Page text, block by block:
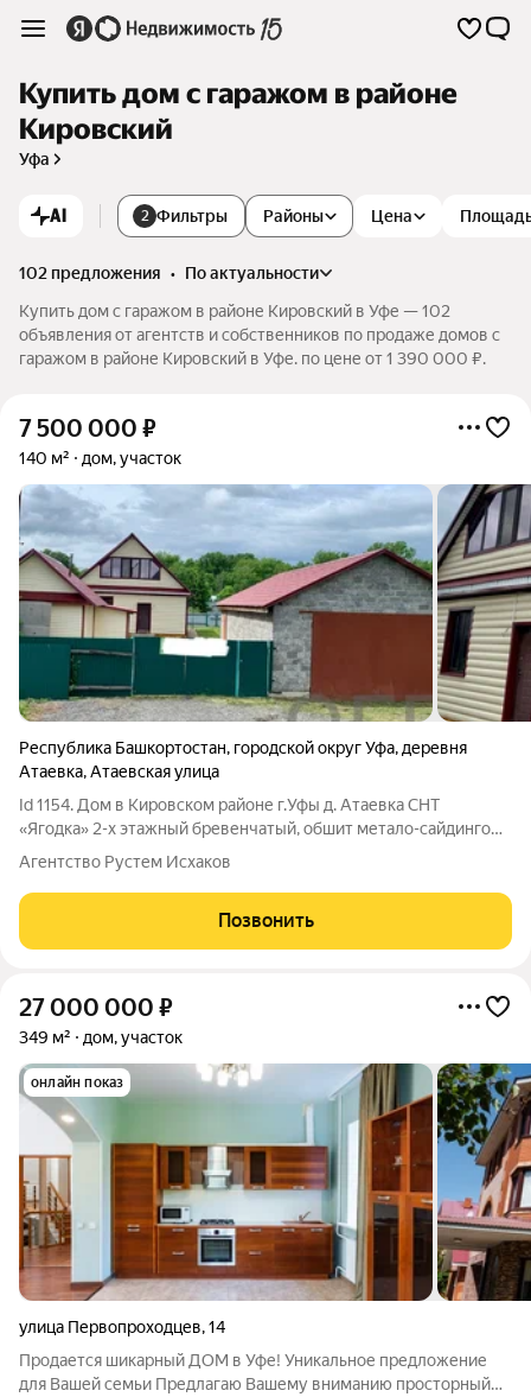
Купить дом с гаражом в районе
Кировский
Уфа
AI 2 Фильтры Цена
Районы
102 предложения •
по актуальности
Купить дом с гаражом в районе Кировский в Уфе — 102
объявления от агентств и собственников по продаже домов с
гаражом в районе Кировский в Уфе. по цене от 1 390 000 ₽.
7 500 000 ₽
140 м² дом, участок
Республика Башкортостан, городской округ Уфа, деревня
Атаевка,Атаевская улица
Id 1154. Дом в Киpoвcком районе г.Уфы д. Атаевка СНТ
«Ягодка» 2-x этaжный бревенчатый, oбшит метало-сайдингом,
общей площадью 140. Дом 1 этаж: 2 жилые
комнаты(спальня+зал), кухня, ванная, большой тамбур,
котельная; высота 2,8м. 2 этаж: 2 спальни,
Агентство Рустем Исхаков
Позвонить
27 000 000 ₽
349 м² дом, участок
онлайн показ
улица Первопроходцев,14
Продается шикарный ДОМ в Уфе! Уникальное предложение
для Вашей семьи Предлагаю Вашему вниманию просторный